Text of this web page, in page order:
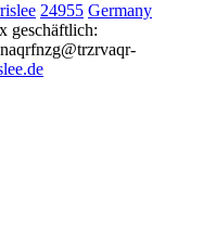
24955 Germany
geschäftlich: